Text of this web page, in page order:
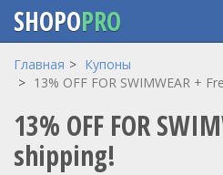
Перейти
содержанию
SHOPOPRO
Главная
Купоны
13% OFF FOR SWIMWEAR +
13% OFF FOR
shipping!